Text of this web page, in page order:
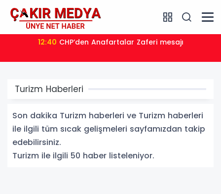
12:26YÖK Başkanı Özvar’dan Akademik Dürüstlük
Turizm Haberleri
Son dakika Turizm haberleri ve Turizm haberleri
ile ilgili tüm sıcak gelişmeleri sayfamızdan takip
edebilirsiniz.
Turizm ile ilgili 50 haber listeleniyor.